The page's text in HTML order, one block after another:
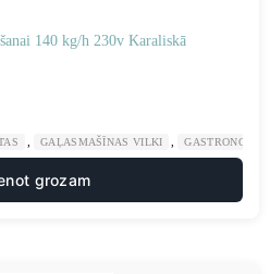
140 kg/h 230v Karaliskā
GAĻASMAŠĪNAS VILKI
grozam